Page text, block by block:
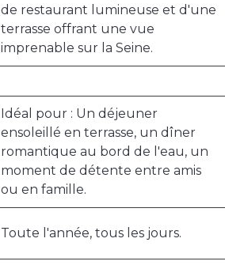
de restaurant lumineuse et d'une
terrasse offrant une vue
imprenable sur la Seine.
Idéal pour : Un déjeuner
ensoleillé en terrasse, un dîner
romantique au bord de l'eau, un
moment de détente entre amis
ou en famille.
Toute l'année, tous les jours.